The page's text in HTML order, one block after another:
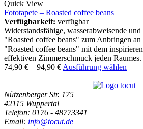
Quick View
Fototapete – Roasted coffee beans
Verfügbarkeit: verfügbar
Widerstandsfähige, wasserabweisende
"Roasted coffee beans" zum Anbringen
"Roasted coffee beans" mit dem
effektiven Zimmerschmuck jeden Raumes.
74,90 € – 94,90 € Ausführung wählen
Nützenberger Str. 175
42115 Wuppertal
Telefon: 0176 - 48773341
Email: info@tocut.de